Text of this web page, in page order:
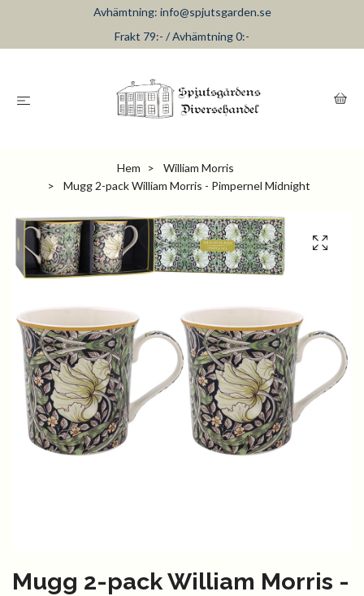
Avhämtning: info@spjutsgarden.se
Frakt 79:- / Avhämtning 0:-
Hem
William Morris
Mugg 2-pack William Morris - Pimpernel Midnight
Mugg 2-pack William Morris -